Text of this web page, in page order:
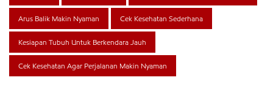
Arus Balik Makin Nyaman Cek Kesehatan Sederhana
Kesiapan Tubuh Untuk Berkendara Jauh
Cek Kesehatan Agar Perjalanan Makin Nyaman